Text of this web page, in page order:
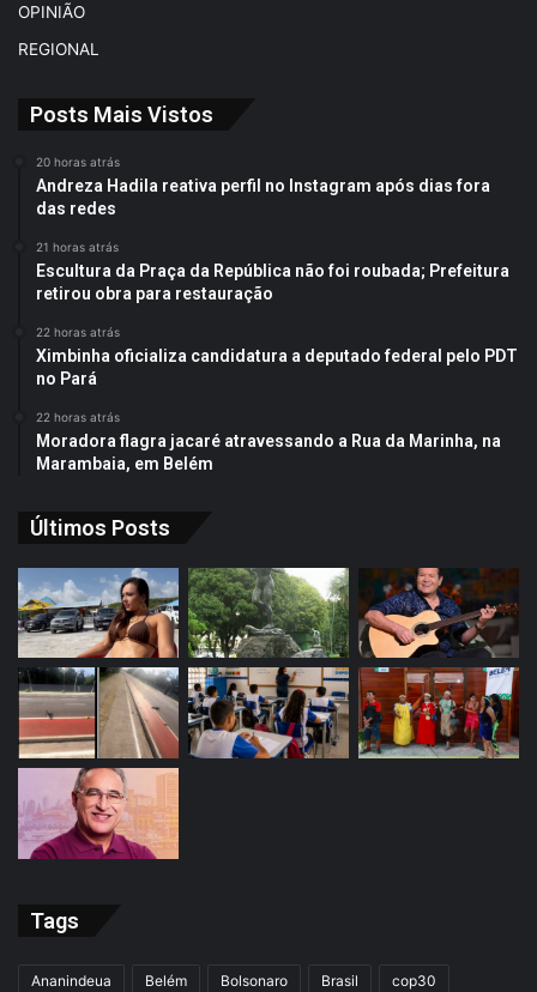
OPINIÃO
REGIONAL
Posts Mais Vistos
20 horas atrás
Andreza Hadila reativa perfil no Instagram após dias fora
das redes
21 horas atrás
Escultura da Praça da República não foi roubada; Prefeitura
retirou obra para restauração
22 horas atrás
Ximbinha oficializa candidatura a deputado federal pelo PDT
no Pará
22 horas atrás
Moradora flagra jacaré atravessando a Rua da Marinha, na
Marambaia, em Belém
Últimos Posts
Tags
Ananindeua Belém Bolsonaro Brasil cop30